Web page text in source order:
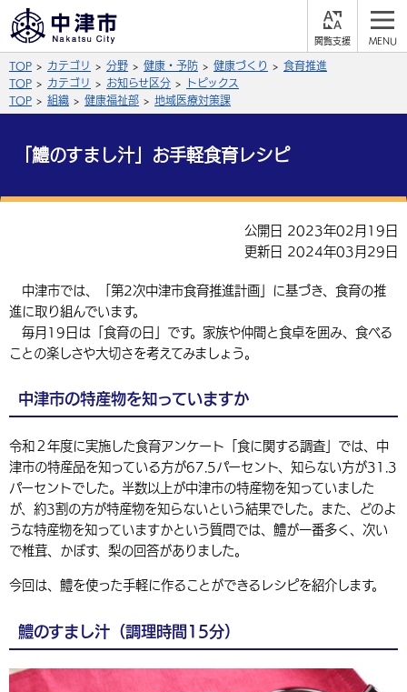
覧
支
よみあげる
文字の大きさ
拡大 標準
英語（English）
中国語（繁体字） 韓国語（한국어）
組織案内
公式SNS
サイト内検索
届出・登録・証明
福祉・介護 健康・予防
税金 住宅・インフラ
選挙 外国人の方向け情報
事業者の方へ
入札・契約 産業・雇用
農林水産業 税金
子育て・教育
施設情報 子どもを預ける
相談・支援・情報 計画・施策
観光・移住
遊ぶ・体験する グルメ・食べる
買う・おみやげ 四季のイベント・祭り
移住・定住
中津市について 市役所の紹介
地方創生・地域活性化 広報・広聴
行政・計画
TOP カテゴリ 分野 健康・予防 健康づくり
食育推進
TOP
カテゴリ お知らせ区分
トピックス
TOP
組織 健康福祉部 地域医療対策課
「鱧のすまし汁」お手軽食育レシピ
公開日 2023年02月19日
更新日 2024年03月29日
中津市では、「第2次中津市食育推進計画」に基づき、食育の推
進に取り組んでいます。
毎月19日は「食育の日」です。家族や仲間と食卓を囲み、食べる
ことの楽しさや大切さを考えてみましょう。
中津市の特産物を知っていますか
令和２年度に実施した食育アンケート「食に関する調査」では、中
津市の特産品を知っている方が67.5パーセント、知らない方が31.3
パーセントでした。半数以上が中津市の特産物を知っていました
が、約3割の方が特産物を知らないという結果でした。また、どのよ
うな特産物を知っていますかという質問では、鱧が一番多く、次い
で椎茸、かぼす、梨の回答がありました。
今回は、鱧を使った手軽に作ることができるレシピを紹介します。
鱧のすまし汁（調理時間15分）